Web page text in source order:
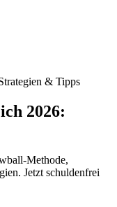
& Tipps
2026:
Methode,
Jetzt schuldenfrei